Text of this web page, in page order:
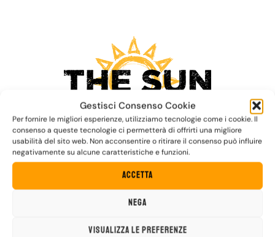
Gestisci Consenso Cookie
Per fornire le migliori esperienze, utilizziamo tecnologie come i cookie. Il
consenso a queste tecnologie ci permetterà di offrirti una migliore
usabilità del sito web. Non acconsentire o ritirare il consenso può influire
negativamente su alcune caratteristiche e funzioni.
Accetta
Nega
Visualizza le preferenze
FUOCO DENTRO